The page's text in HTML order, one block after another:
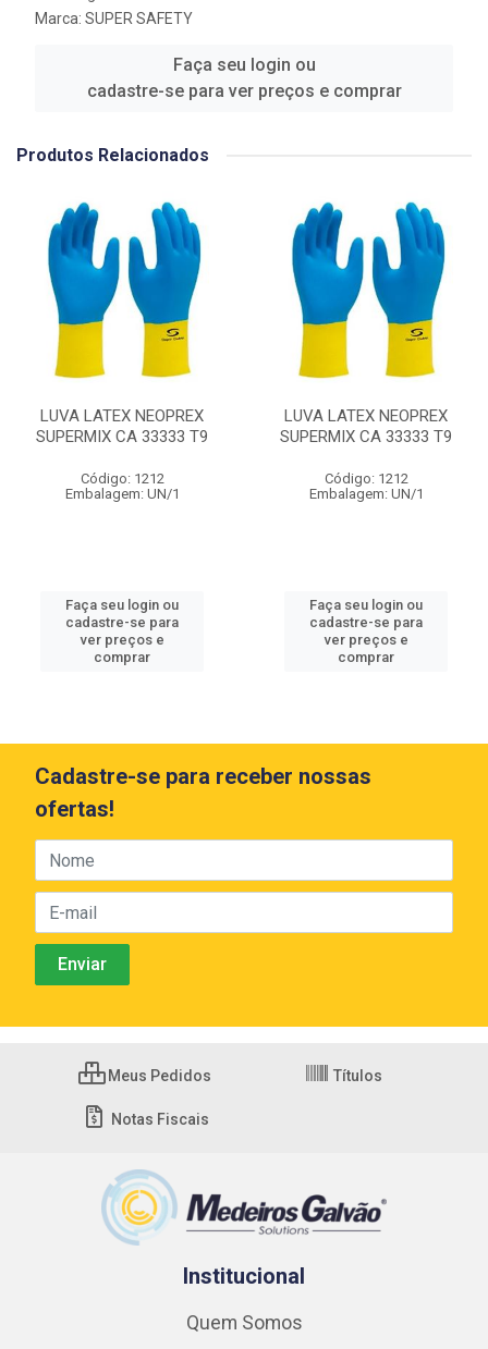
Marca: SUPER SAFETY
Faça seu login ou
cadastre-se para ver preços e comprar
Produtos Relacionados
LUVA LATEX NEOPREX
SUPERMIX CA 33333 T9
Código: 1212
Embalagem: UN/1
Faça seu login ou
cadastre-se para
ver preços e
comprar
LUVA LATEX NEOPREX
SUPERMIX CA 33333 T9
Código: 1212
Embalagem: UN/1
Faça seu login ou
cadastre-se para
ver preços e
comprar
Cadastre-se para receber nossas
ofertas!
Meus Pedidos Títulos
Notas Fiscais
Institucional
Quem Somos